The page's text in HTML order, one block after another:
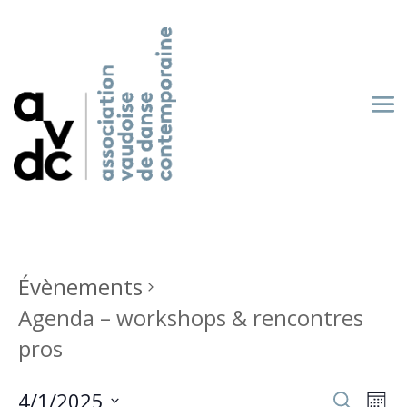
Évènements
Agenda – workshops & rencontres
pros
Recherche
4/1/2025